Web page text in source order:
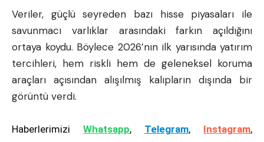
Veriler, güçlü seyreden bazı hisse piyasaları ile
savunmacı varlıklar arasındaki farkın açıldığını
ortaya koydu. Böylece 2026’nın ilk yarısında yatırım
tercihleri, hem riskli hem de geleneksel koruma
araçları açısından alışılmış kalıpların dışında bir
görüntü verdi.
Haberlerimizi Whatsapp, Telegram, Instagram,